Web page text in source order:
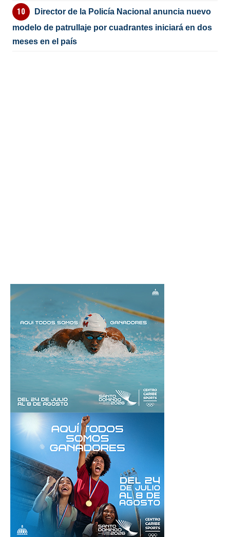
Director de la Policía Nacional anuncia nuevo
modelo de patrullaje por cuadrantes iniciará en dos
meses en el país